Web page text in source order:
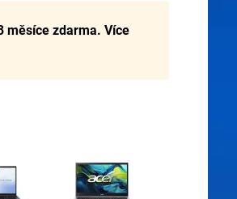
měsíce zdarma. Více